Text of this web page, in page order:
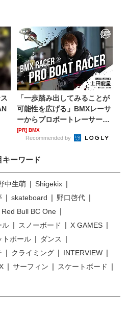
「一歩踏み出してみることが
可能性を広げる」BMXレーサ
ーからプロボートレーサー
へ...
[PR] BMX
Recommended by
キーワード
中生萌
Shigekix
skateboard
野口啓代
Red Bull BC One
ル スノーボード
X GAMES
トボール
ダンス
クライミング
INTERVIEW
サーフィン
スケートボード